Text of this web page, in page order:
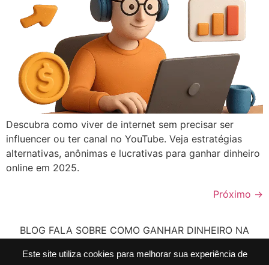
Este site utiliza cookies para melhorar sua experiência de
Descubra como viver de internet sem precisar ser
influencer ou ter canal no YouTube. Veja estratégias
alternativas, anônimas e lucrativas para ganhar dinheiro
online em 2025.
Próximo →
BLOG FALA SOBRE COMO GANHAR DINHEIRO NA
ARTIFICIAL E MARKETING DE AFILIADOS.